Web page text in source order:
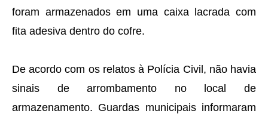
foram armazenados em uma caixa lacrada com
fita adesiva dentro do cofre.
De acordo com os relatos à Polícia Civil, não havia
sinais de arrombamento no local de
armazenamento. Guardas municipais informaram